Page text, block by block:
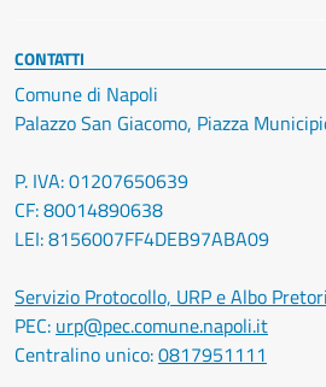
CONTATTI
Comune di Napoli
Palazzo San Giacomo, Piazza
P. IVA: 01207650639
CF: 80014890638
LEI: 8156007FF4DEB97ABA09
Servizio Protocollo, URP e Albo
PEC: urp@pec.comune.napoli.it
Centralino unico:0817951111